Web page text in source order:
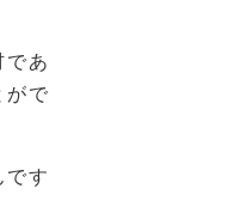
あ
がで
す